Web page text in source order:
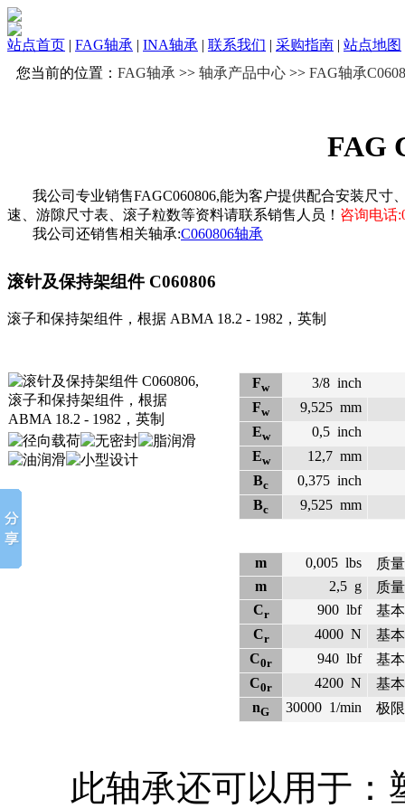
站点首页 | FAG轴承 | INA轴承 | 联系我们 | 采购指南 | 站点地图
您当前的位置： FAG轴承 >> 轴承产品中心 >> FAG轴承
FAG
我公司专业销售FAGC060806,能为客户提供配合安装尺寸
速、游隙尺寸表、滚子粒数等资料请联系销售人员！ 咨询电话
我公司还销售相关轴承:C060806轴承
滚针及保持架组件 C060806
滚子和保持架组件，根据 ABMA 18.2 - 1982，英制
Fw 3/8 inch
Fw 9,525 mm
Ew 0,5 inch
Ew 12,7 mm
Bc 0,375 inch
Bc 9,525 mm
m 0,005 lbs
质量
m
2,5 g
质量
Cr 900 lbf
基
Cr 4000 N
基
C0r 940 lbf
基
C0r 4200 N
基
nG 30000 1/min 极
此轴承还可以用于：